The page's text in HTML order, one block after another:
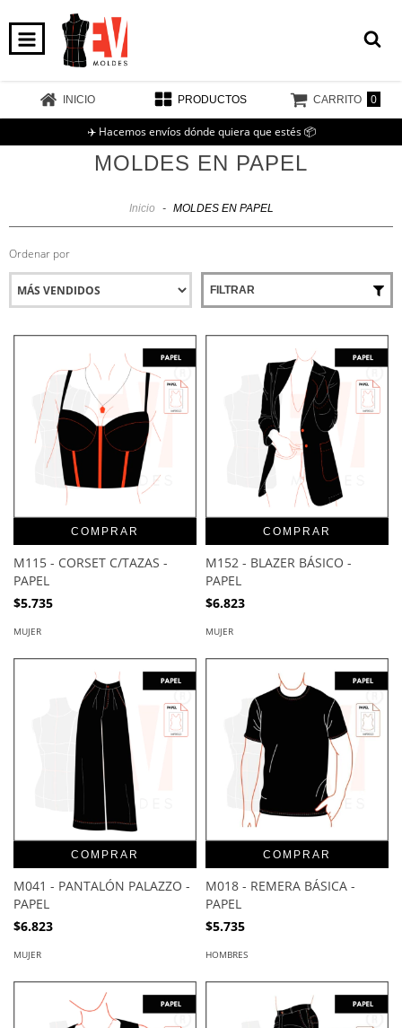
INICIO PRODUCTOS CARRITO 0
✈️ Hacemos envíos dónde quiera que estés 📦
MOLDES EN PAPEL
Inicio - MOLDES EN PAPEL
Ordenar por
FILTRAR
COMPRAR
M115 - CORSET C/TAZAS -
PAPEL
$5.735
MUJER
COMPRAR
M152 - BLAZER BÁSICO -
PAPEL
$6.823
MUJER
COMPRAR
M041 - PANTALÓN PALAZZO -
PAPEL
$6.823
MUJER
COMPRAR
M018 - REMERA BÁSICA -
PAPEL
$5.735
HOMBRES